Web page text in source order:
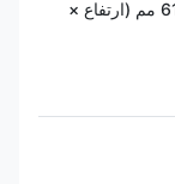
1300 مم × 800 مم × 610 مم (ارتفاع ×